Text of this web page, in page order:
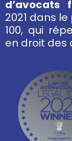
d’avocats
2021 dans
100, qui
en droit des